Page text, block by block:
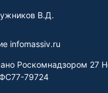
В.Д.
infomassiv.ru
Роскомнадзором 27
79724